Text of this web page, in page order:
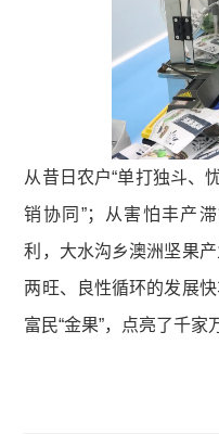
从昔日农户“单打独斗、
销协同”；从害怕丰产
利，大水沟乡澳洲坚果
两旺、良性循环的发展
富民“金果”，点亮了千家